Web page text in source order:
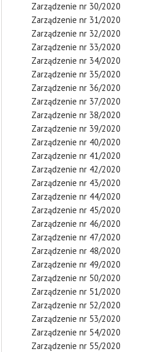
Zarządzenie nr 30/2020
Zarządzenie nr 31/2020
Zarządzenie nr 32/2020
Zarządzenie nr 33/2020
Zarządzenie nr 34/2020
Zarządzenie nr 35/2020
Zarządzenie nr 36/2020
Zarządzenie nr 37/2020
Zarządzenie nr 38/2020
Zarządzenie nr 39/2020
Zarządzenie nr 40/2020
Zarządzenie nr 41/2020
Zarządzenie nr 42/2020
Zarządzenie nr 43/2020
Zarządzenie nr 44/2020
Zarządzenie nr 45/2020
Zarządzenie nr 46/2020
Zarządzenie nr 47/2020
Zarządzenie nr 48/2020
Zarządzenie nr 49/2020
Zarządzenie nr 50/2020
Zarządzenie nr 51/2020
Zarządzenie nr 52/2020
Zarządzenie nr 53/2020
Zarządzenie nr 54/2020
Zarządzenie nr 55/2020